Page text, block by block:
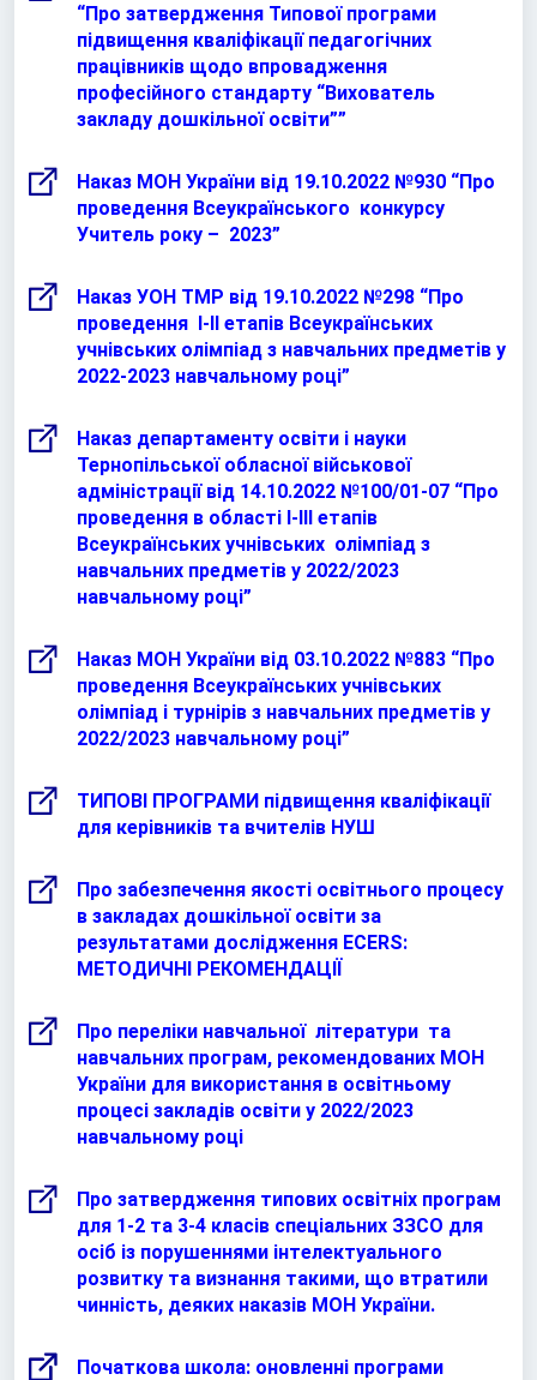
“Про затвердження Типової програми
підвищення кваліфікації педагогічних
працівників щодо впровадження
професійного стандарту “Вихователь
закладу дошкільної освіти””
Наказ МОН України від 19.10.2022 №930 “Про
проведення Всеукраїнського конкурсу
Учитель року – 2023”
Наказ УОН ТМР від 19.10.2022 №298 “Про
проведення І-ІІ етапів Всеукраїнських
учнівських олімпіад з навчальних предметів у
2022-2023 навчальному році”
Наказ департаменту освіти і науки
Тернопільської обласної військової
адміністрації від 14.10.2022 №100/01-07 “Про
проведення в області І-ІІІ етапів
Всеукраїнських учнівських олімпіад з
навчальних предметів у 2022/2023
навчальному році”
Наказ МОН України від 03.10.2022 №883 “Про
проведення Всеукраїнських учнівських
олімпіад і турнірів з навчальних предметів у
2022/2023 навчальному році”
ТИПОВІ ПРОГРАМИ підвищення кваліфікації
для керівників та вчителів НУШ
Про забезпечення якості освітнього процесу
в закладах дошкільної освіти за
результатами дослідження ECERS:
МЕТОДИЧНІ РЕКОМЕНДАЦІЇ
Про переліки навчальної літератури та
навчальних програм, рекомендованих МОН
України для використання в освітньому
процесі закладів освіти у 2022/2023
навчальному році
Про затвердження типових освітніх програм
для 1-2 та 3-4 класів спеціальних ЗЗСО для
осіб із порушеннями інтелектуального
розвитку та визнання такими, що втратили
чинність, деяких наказів МОН України.
Початкова школа: оновленні програми